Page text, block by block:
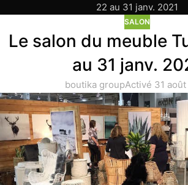
22 au 31 janv. 2021
SALON
Le salon du meuble
au 31 janv.
boutika groupActivé 31